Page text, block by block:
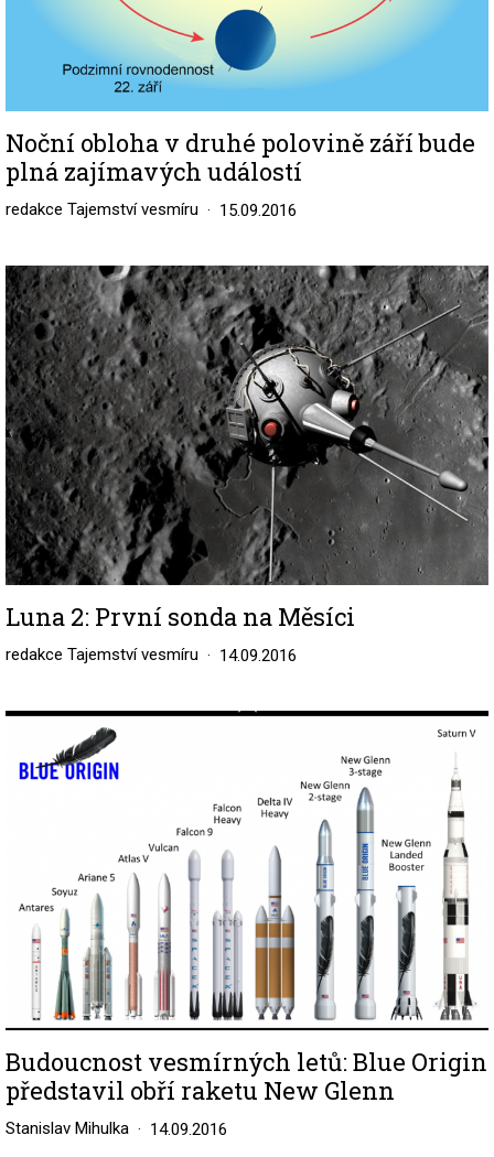
Noční obloha v druhé polovině září bude
plná zajímavých událostí
redakce Tajemství vesmíru 15.09.2016
Image
Luna 2: První sonda na Měsíci
redakce Tajemství vesmíru 14.09.2016
Budoucnost vesmírných letů: Blue Origin
představil obří raketu New Glenn
Stanislav Mihulka 14.09.2016